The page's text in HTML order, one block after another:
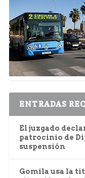
ENTRADAS
El juzgado
patrocinio de
suspensión
Gomila usa la